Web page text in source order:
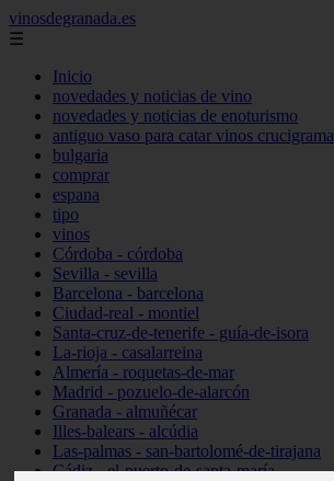
vinosdegranada.es
☰
Inicio
novedades y noticias de vino
novedades y noticias de enoturismo
antiguo vaso para catar vinos crucigrama
bulgaria
comprar
espana
tipo
vinos
Córdoba - córdoba
Sevilla - sevilla
Barcelona - barcelona
Ciudad-real - montiel
Santa-cruz-de-tenerife - guía-de-isora
La-rioja - casalarreina
Almería - roquetas-de-mar
Madrid - pozuelo-de-alarcón
Granada - almuñécar
Illes-balears - alcúdia
Las-palmas - san-bartolomé-de-tirajana
Cádiz - el-puerto-de-santa-maría